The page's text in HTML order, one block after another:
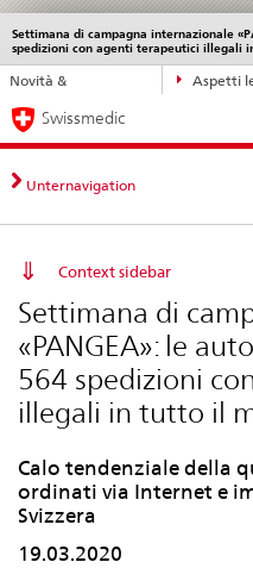
Navigazione
diretta:
novità,
aspetti
legali,
contatto
Novità &
Aspetti
Settimana di campagna internazionale
spedizioni con agenti terapeutici illegali
Service
navigation
Navigation
Swissmedic
Unternavigation
Context sidebar
Settimana di
«PANGEA»: le
564 spedizioni
illegali in tutto il
Calo tendenziale della
ordinati via Internet e
Svizzera
19.03.2020